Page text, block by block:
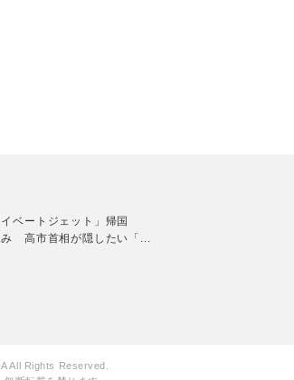
ベートジェット」帰国
み 高市首相が隠したい「...
All Rights Reserved.